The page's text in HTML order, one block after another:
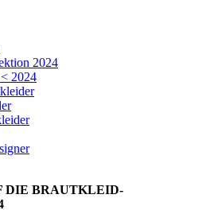
2024
2024
DIE BRAUTKLEID-